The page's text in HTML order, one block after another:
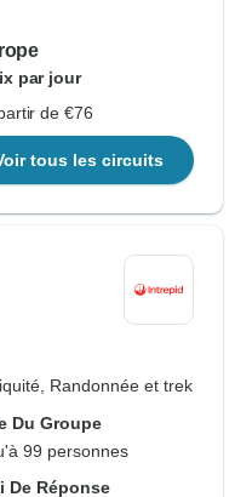
par jour
de €76
tous les circuits
Randonnée et trek
Du Groupe
99 personnes
De Réponse